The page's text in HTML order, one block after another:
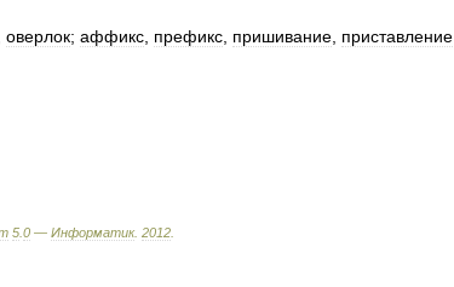
оверлок; аффикс префикс пришивание приставление
5 0 — Информатик. 2012